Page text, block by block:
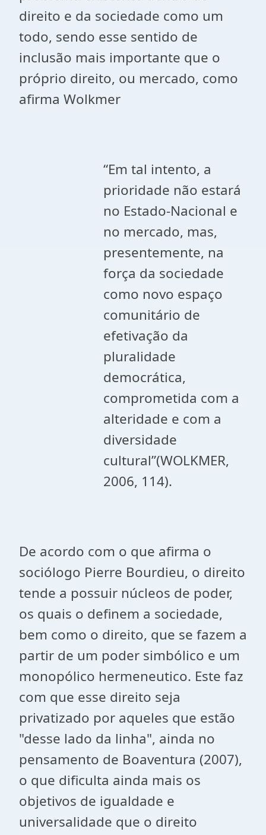
direito e da sociedade como um
todo, sendo esse sentido de
inclusão mais importante que o
próprio direito, ou mercado, como
afirma Wolkmer
“Em tal intento, a
prioridade não estará
no Estado-Nacional e
no mercado, mas,
presentemente, na
força da sociedade
como novo espaço
comunitário de
efetivação da
pluralidade
democrática,
comprometida com a
alteridade e com a
diversidade
cultural”(WOLKMER,
2006, 114).
De acordo com o que afirma o
sociólogo Pierre Bourdieu, o direito
tende a possuir núcleos de poder,
os quais o definem a sociedade,
bem como o direito, que se fazem a
partir de um poder simbólico e um
monopólico hermeneutico. Este faz
com que esse direito seja
privatizado por aqueles que estão
"desse lado da linha", ainda no
pensamento de Boaventura (2007),
o que dificulta ainda mais os
objetivos de igualdade e
universalidade que o direito